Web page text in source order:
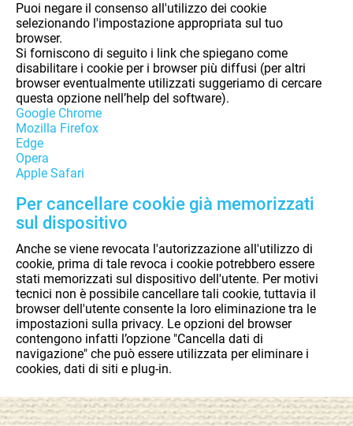
Puoi negare il consenso all'utilizzo dei cookie
selezionando l'impostazione appropriata sul tuo
browser.
Si forniscono di seguito i link che spiegano come
disabilitare i cookie per i browser più diffusi (per altri
browser eventualmente utilizzati suggeriamo di cercare
questa opzione nell’help del software).
Google Chrome
Mozilla Firefox
Edge
Opera
Apple Safari
Per cancellare cookie già memorizzati
sul dispositivo
Anche se viene revocata l'autorizzazione all'utilizzo di
cookie, prima di tale revoca i cookie potrebbero essere
stati memorizzati sul dispositivo dell'utente. Per motivi
tecnici non è possibile cancellare tali cookie, tuttavia il
browser dell'utente consente la loro eliminazione tra le
impostazioni sulla privacy. Le opzioni del browser
contengono infatti l’opzione "Cancella dati di
navigazione" che può essere utilizzata per eliminare i
cookies, dati di siti e plug-in.